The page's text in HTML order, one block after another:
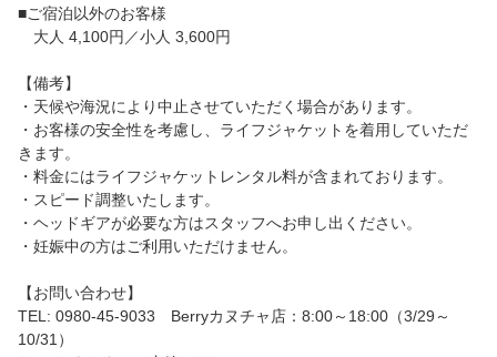
■ご宿泊以外のお客様
大人 4,100円／小人 3,600円
【備考】
・天候や海況により中止させていただく場合があります。
・お客様の安全性を考慮し、ライフジャケットを着用していただ
きます。
・料金にはライフジャケットレンタル料が含まれております。
・スピード調整いたします。
・ヘッドギアが必要な方はスタッフへお申し出ください。
・妊娠中の方はご利用いただけません。
【お問い合わせ】
TEL: 0980-45-9033 Berryカヌチャ店：8:00～18:00（3/29～
10/31）